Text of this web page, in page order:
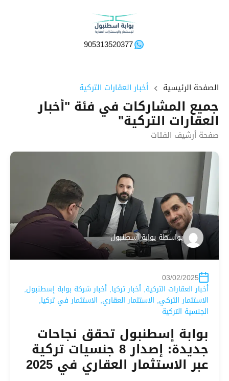
905313520377
الصفحة الرئيسية أخبار العقارات التركية
جميع المشاركات في فئة "أخبار
العقارات التركية"
صفحة أرشيف الفئات
بواسطة بوابة اسطنبول
03/02/2025
أخبار العقارات التركية, أخبار تركيا, أخبار شركة بوابة إسطنبول,
الاستثمار التركي, الاستثمار العقاري, الاستثمار في تركيا,
الجنسية التركية
بوابة إسطنبول تحقق نجاحات
جديدة: إصدار 8 جنسيات تركية
عبر الاستثمار العقاري في 2025